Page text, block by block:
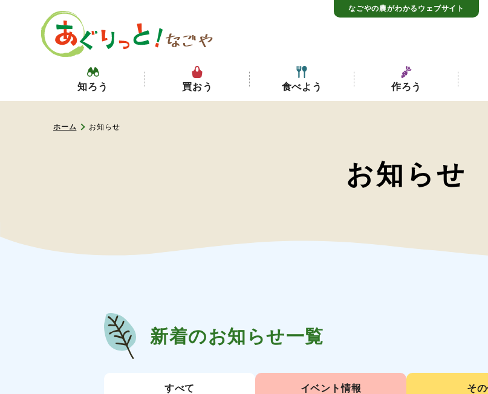
なごやの農がわかるウェブサイト
知ろう 買おう 食べよう 作ろう
ホーム お知らせ
お知らせ
新着のお知らせ一覧
すべて イベント情報 そ